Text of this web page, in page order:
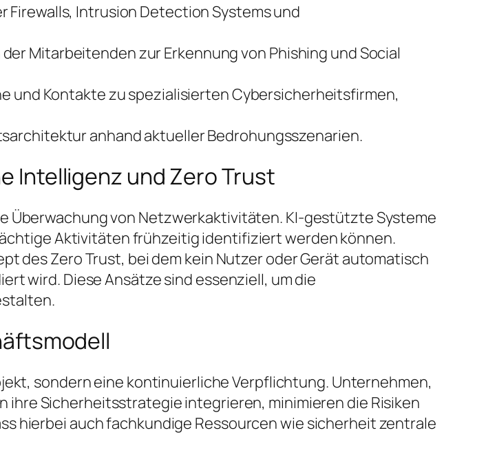
Firewalls, Intrusion Detection Systems und
Mitarbeitenden zur Erkennung von Phishing und Social
und Kontakte zu spezialisierten Cybersicherheitsfirmen,
anhand aktueller Bedrohungsszenarien.
Intelligenz und Zero Trust
Überwachung von Netzwerkaktivitäten. KI-gestützte Systeme
Aktivitäten frühzeitig identifiziert werden können.
des Zero Trust, bei dem kein Nutzer oder Gerät automatisch
wird. Diese Ansätze sind essenziell, um die
sondern eine kontinuierliche Verpflichtung. Unternehmen,
ihre Sicherheitsstrategie integrieren, minimieren die Risiken
hierbei auch fachkundige Ressourcen wie sicherheit zentrale